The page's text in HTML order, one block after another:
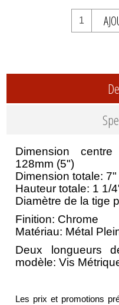
Dimension
128mm (5")
Dimension totale: 7"
Hauteur totale: 1 1/
Diamètre de la tige
Finition: Chrome
Matériau: Métal
Deux longueurs
modèle: Vis
Les prix et promotions